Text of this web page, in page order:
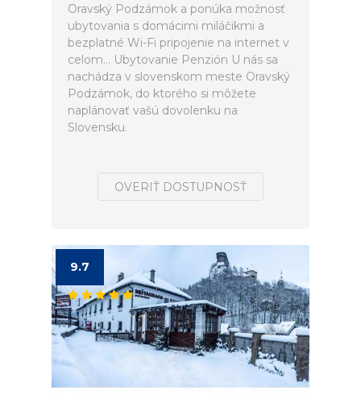
Oravský Podzámok a ponúka možnosť
ubytovania s domácimi miláčikmi a
bezplatné Wi-Fi pripojenie na internet v
celom... Ubytovanie Penzión U nás sa
nachádza v slovenskom meste Oravský
Podzámok, do ktorého si môžete
naplánovať vašú dovolenku na
Slovensku.
OVERIŤ DOSTUPNOSŤ
9.7